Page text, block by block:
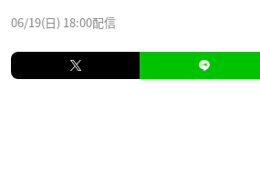
06/19(日) 18:00配信